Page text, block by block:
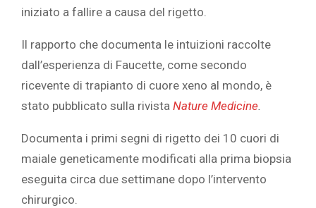
iniziato a fallire a causa del rigetto.
Il rapporto che documenta le intuizioni raccolte
dall’esperienza di Faucette, come secondo
ricevente di trapianto di cuore xeno al mondo, è
stato pubblicato sulla rivista Nature Medicine.
Documenta i primi segni di rigetto dei 10 cuori di
maiale geneticamente modificati alla prima biopsia
eseguita circa due settimane dopo l’intervento
chirurgico.